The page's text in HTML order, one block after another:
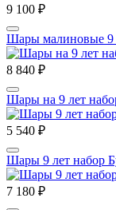
9 100 ₽
Шары малиновые 9
8 840 ₽
Шары на 9 лет
5 540 ₽
Шары 9 лет набор
7 180 ₽